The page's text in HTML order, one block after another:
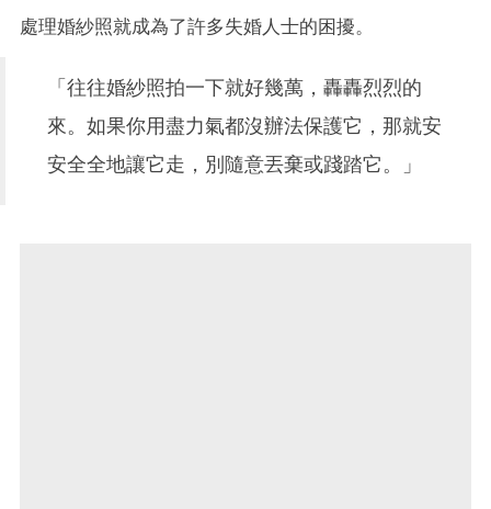
處理婚紗照就成為了許多失婚人士的困擾。
「往往婚紗照拍一下就好幾萬，轟轟烈烈的
來。如果你用盡力氣都沒辦法保護它，那就安
安全全地讓它走，別隨意丟棄或踐踏它。」